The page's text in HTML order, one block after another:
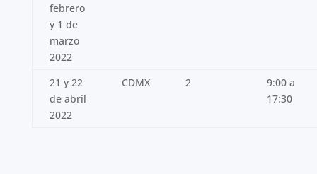
febrero
y 1 de
marzo
2022
21 y 22
de abril
2022
CDMX 2
9:00 a
17:30